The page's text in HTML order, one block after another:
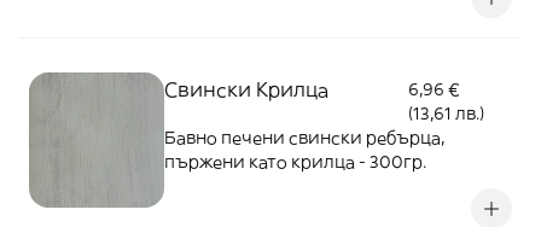
Свински Крилца
6,96 €
(13,61 лв.)
Бавно печени свински ребърца,
пържени като крилца - 300гр.